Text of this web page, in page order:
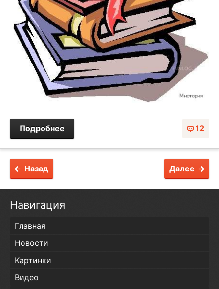
12
Подробнее
Назад Далее
Навигация
Главная
Новости
Картинки
Видео